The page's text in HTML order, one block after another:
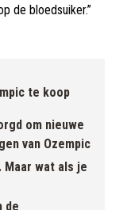
de bloedsuiker.”
te koop
om nieuwe
van Ozempic
Maar wat als je
de